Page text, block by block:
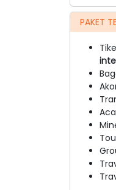
PAKET